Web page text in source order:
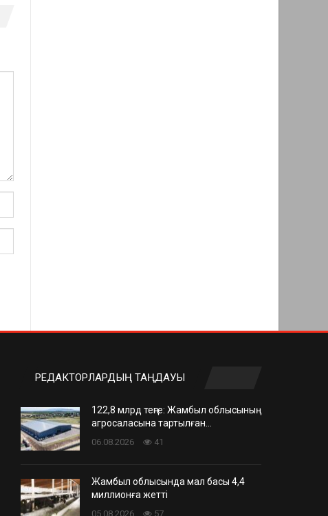
РЕДАКТОРЛАРДЫҢ ТАҢДАУЫ
122,8 млрд теңге: Жамбыл облысының
агросаласына тартылған…
06.08.2026 41
Жамбыл облысында мал басы 4,4
миллионға жетті
05.08.2026 57